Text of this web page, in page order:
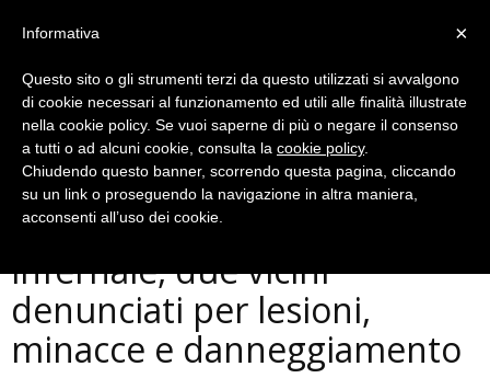
Cronaca
Terni, vita condominiale
infernale, due vicini
denunciati per lesioni,
minacce e danneggiamento
×
Informativa
Questo sito o gli strumenti terzi da questo utilizzati si avvalgono
di cookie necessari al funzionamento ed utili alle finalità illustrate
nella cookie policy. Se vuoi saperne di più o negare il consenso
a tutti o ad alcuni cookie, consulta la cookie policy.
Chiudendo questo banner, scorrendo questa pagina, cliccando
su un link o proseguendo la navigazione in altra maniera,
acconsenti all’uso dei cookie.